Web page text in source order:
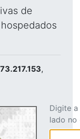
de
,
Digite
lado no